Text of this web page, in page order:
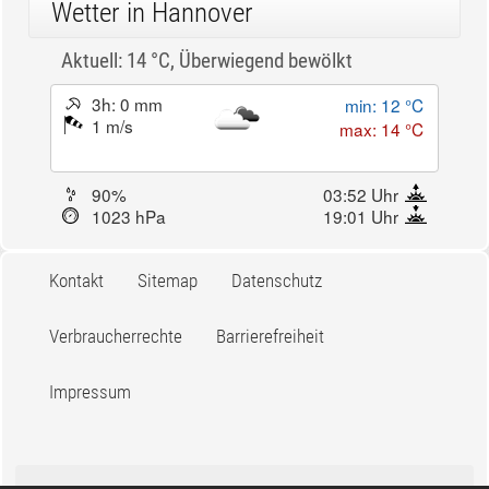
Wetter in Hannover
Aktuell: 14 °C, Überwiegend bewölkt
3h: 0 mm
1 m/s
min: 12 °C
max: 14 °C
90%
03:52 Uhr
1023 hPa
19:01 Uhr
Kontakt Sitemap Datenschutz
Verbraucherrechte Barrierefreiheit
Impressum